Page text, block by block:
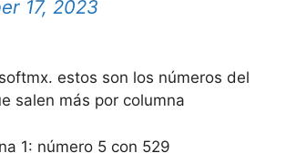
17, 2023
estos son los números del
salen más por columna
1: número 5 con 529